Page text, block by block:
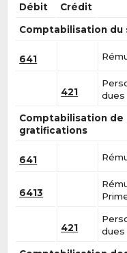
Débit Crédit
Comptabilisation du
641
421
Comptabilisation de
gratifications
641
6413
421